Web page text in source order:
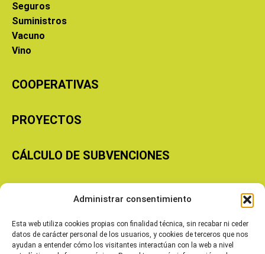
Administrar consentimiento
Esta web utiliza cookies propias con finalidad técnica, sin recabar ni ceder
datos de carácter personal de los usuarios, y cookies de terceros que nos
ayudan a entender cómo los visitantes interactúan con la web a nivel
Seguros
Suministros
Vacuno
Vino
COOPERATIVAS
PROYECTOS
CÁLCULO DE SUBVENCIONES